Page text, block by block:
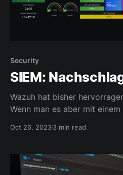
Security
SIEM:
Wazuh hat bisher
Wenn man es aber mit
Kleinigkeiten. Aufgrund der
noch viel mehr, was sich bei
Oct 26, 20233 min read